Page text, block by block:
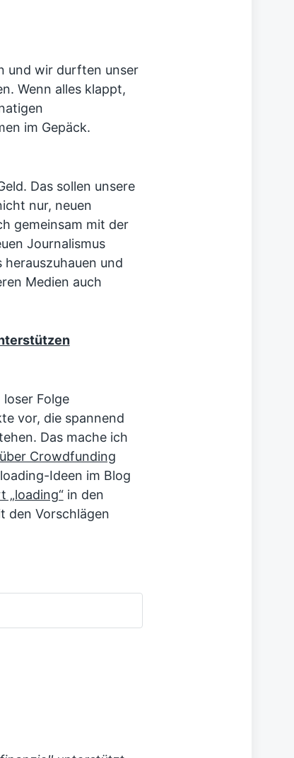
und wir durften unser
Wenn alles klappt,
im Gepäck.
Das sollen unsere
nur, neuen
gemeinsam mit der
Journalismus
und
Medien auch
Folge
vor, die spannend
Das mache ich
Crowdfunding
Ideen im Blog
„loading“in den
den Vorschlägen